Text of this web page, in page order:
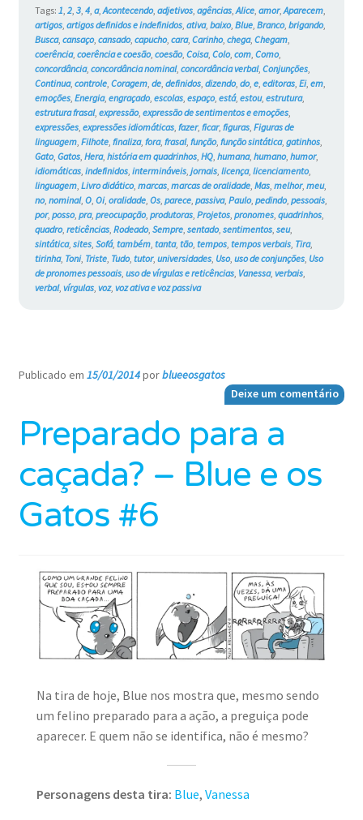
Tags: 1 2, 3, 4, a, Acontecendo, adjetivos, agências, Alice, amor, Aparecem,
artigos, artigos definidos e indefinidos, ativa, baixo, Blue, Branco, brigando,
Busca, cansaço, cansado, capucho, cara, Carinho, chega, Chegam,
coerência, coerência e coesão, coesão, Coisa, Colo, com, Como,
concordância, concordância nominal, concordância verbal, Conjunções,
Continua, controle, Coragem, de, definidos, dizendo, do, e, editoras, Ei, em,
emoções, Energia, engraçado, escolas, espaço, está, estou, estrutura,
estrutura frasal, expressão, expressão de sentimentos e emoções,
expressões, expressões idiomáticas, fazer, ficar, figuras, Figuras de
linguagem, Filhote, finaliza, fora, frasal, função, função sintática, gatinhos,
Gato, Gatos, Hera, história em quadrinhos, HQ, humana, humano, humor,
idiomáticas, indefinidos, intermináveis, jornais, licença, licenciamento,
linguagem, Livro didático, marcas, marcas de oralidade, Mas, melhor, meu,
no, nominal, O, Oi, oralidade, Os, parece, passiva, Paulo, pedindo, pessoais,
por, posso, pra, preocupação, produtoras, Projetos, pronomes, quadrinhos,
quadro, reticências, Rodeado, Sempre, sentado, sentimentos, seu,
sintática, sites, Sofá, também, tanta, tão, tempos, tempos verbais, Tira,
tirinha, Toni, Triste, Tudo, tutor, universidades, Uso, uso de conjunções, Uso
de pronomes pessoais, uso de vírgulas e reticências, Vanessa, verbais,
verbal, vírgulas, voz, voz ativa e voz passiva
Publicado em 15/01/2014porblueeosgatos
Deixe um comentário
Preparado para a
caçada? – Blue e os
Gatos #6
Na tira de hoje, Blue nos mostra que, mesmo sendo
um felino preparado para a ação, a preguiça pode
aparecer. E quem não se identifica, não é mesmo?
Personagens desta tira: Blue, Vanessa